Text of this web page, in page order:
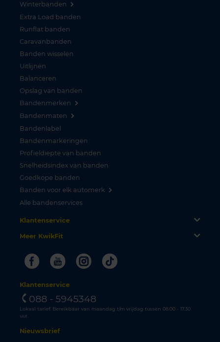
Winterbanden
Extra Load banden
Runflat banden
Caravanbanden
Banden wisselen
Uitlijnen
Balanceren
Opslag van banden
Bandenmerken
Bandenmaten
Bandenlabel
Bandenmarkeringen
Profieldiepte van banden
Snelheidsindex van banden
Goedkope banden
Banden voor elk automerk
Alle bandenservices
Klantenservice
Meer KwikFit
FacebookYoutubeInstagram
Tiktok
Klantenservice
088 - 5945348
Lokaal tarief. Bereikbaar van maandag t/m vrijdag tussen 08.00 - 17.30
uur.
Nieuwsbrief